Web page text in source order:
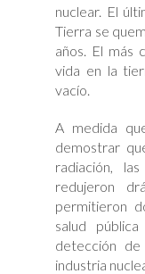
nuclear. El
Tierra se
años. El más
vida en la
vacío.
A medida
demostrar
radiación,
redujeron
permitieron
salud
detección
industria